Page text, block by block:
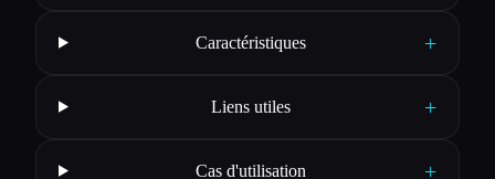
Caractéristiques +
Liens utiles +
Cas d'utilisation +